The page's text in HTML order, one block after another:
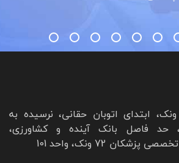
ابتدای اتوبان حقانی، نرسیده به
حد فاصل بانک آینده و کشاورزی،
72 ونک، واحد 101